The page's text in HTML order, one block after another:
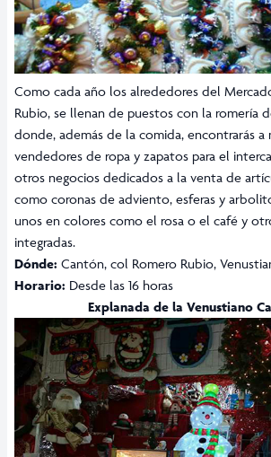
Como cada año los alrededores del
Rubio, se llenan de puestos con la romería
donde, además de la comida, encontrarás a
vendedores de ropa y zapatos para el
otros negocios dedicados a la venta de
como coronas de adviento, esferas y
unos en colores como el rosa o el café y
integradas.
Dónde: Cantón, col Romero Rubio,
Horario: Desde las 16 horas
Explanada de la Venustiano